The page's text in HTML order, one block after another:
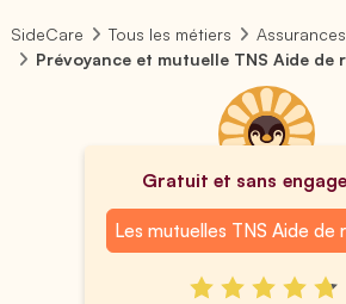
SideCare Tous les métiers
Prévoyance et mutuelle TNS Aide de
Gratuit et sans
Les mutuelles TNS Aide de